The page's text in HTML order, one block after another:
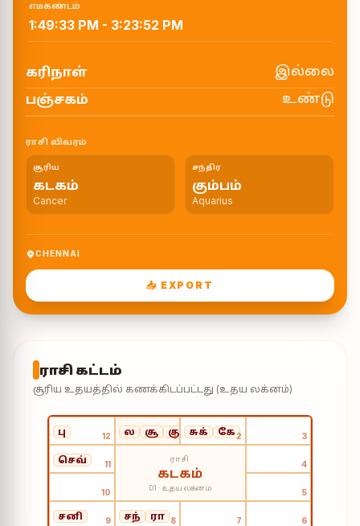
எமகண்டம்
1:49:33 PM - 3:23:52 PM
கரிநாள்
இல்லை
பஞ்சகம்
உண்டு
ராசி விவரம்
சூரிய
கடகம்
Cancer
சந்திர
கும்பம்
Aquarius
CHENNAI
📥 EXPORT
ராசி கட்டம்
சூரிய உதயத்தில் கணக்கிடப்பட்டது (உதய லக்னம்)
பு 12 ல சூ குரு
1 சுக் கே2 3
செவ் 11 4
10 5
சனி 9 சந் ரா 8 7 6
ராசி
கடகம்
D1 · உதய லக்னம்